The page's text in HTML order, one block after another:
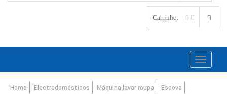
Carrinho: 0 €
Toggle
Home Electrodomésticos Máquina lavar roupa
Escova